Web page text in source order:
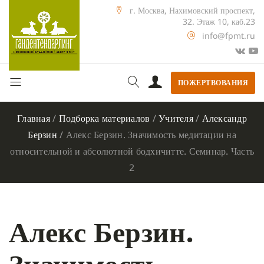
г. Москва, Нахимовский проспект,
32. Этаж 10, каб.23
info@fpmt.ru
ПОЖЕРТВОВАНИЯ
Главная/ Подборка материалов /Учителя/ Александр
Берзин / Алекс Берзин. Значимость медитации на
относительной и абсолютной бодхичитте. Семинар. Часть
2
Алекс Берзин.